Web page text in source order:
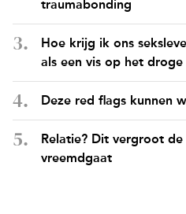
traumabonding
Hoe krijg ik ons
als een vis op het droge
Deze red flags kunnen
Relatie? Dit vergroot
vreemdgaat